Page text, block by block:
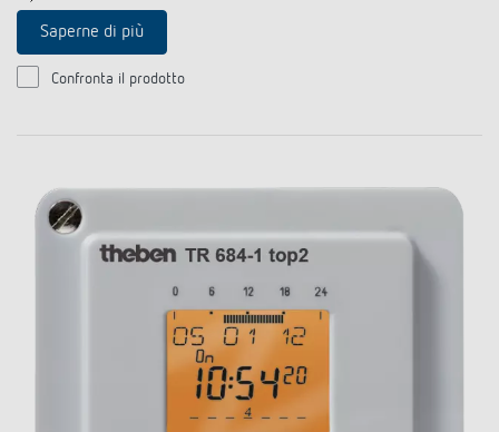
Saperne di più
Confronta il prodotto